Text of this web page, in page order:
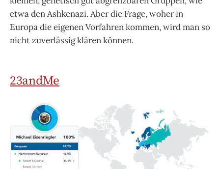
etwa den Ashkenazi. Aber die Frage, woher in
Europa die eigenen Vorfahren kommen, wird man so
nicht zuverlässig klären können.
23andMe